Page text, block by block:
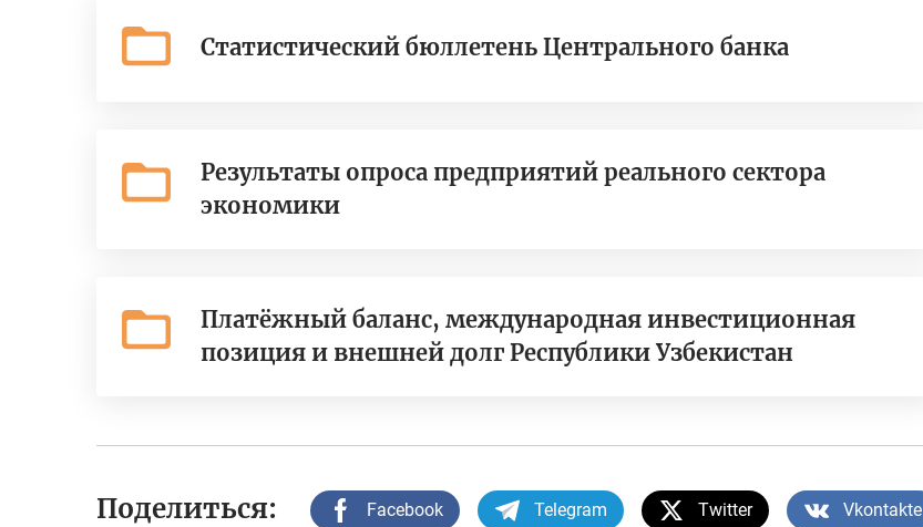
Статистический бюллетень Центрального банка
Результаты опроса предприятий реального сектора
экономики
Платёжный баланс, международная инвестиционная
позиция и внешней долг Республики Узбекистан
Поделиться: Facebook Telegram Twitter Vkontakte